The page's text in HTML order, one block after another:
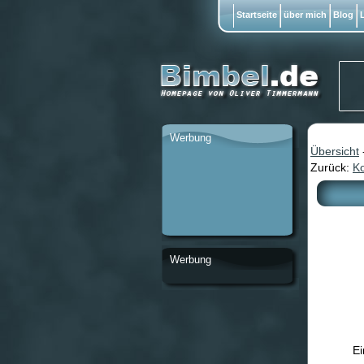
Übersicht
Zurück:
Werbung
Werbung
Startseite über mich Blog